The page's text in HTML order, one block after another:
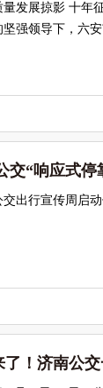
发展掠影 十年
强领导下，六
交“响应式停
出行宣传周启动
了！济南公